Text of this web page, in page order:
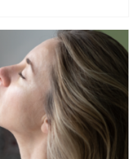
gestazionale),